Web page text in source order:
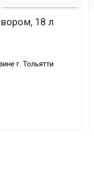
18 л
г. Тольятти